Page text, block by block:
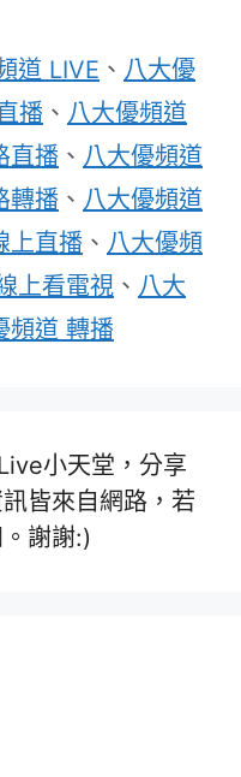
道 LIVE 、 八大優
播 、 八大優頻道
直播 、 八大優頻道
轉播 、 八大優頻道
上直播 、 八大優頻
上看電視 、 八大
頻道 轉播
小天堂，分享
皆來自網路，若
謝謝:)